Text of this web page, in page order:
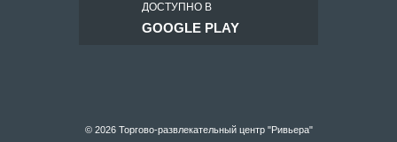
ДОСТУПНО В
GOOGLE PLAY
© 2026 Торгово-развлекательный центр "Ривьера"